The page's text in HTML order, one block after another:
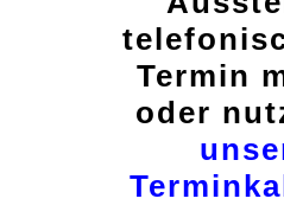
Termin
oder